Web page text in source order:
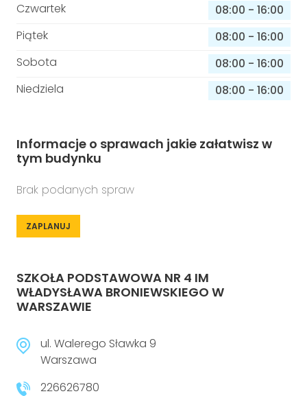
Czwartek
08:00 - 16:00
Piątek
08:00 - 16:00
Sobota
08:00 - 16:00
Niedziela
08:00 - 16:00
Informacje o sprawach jakie załatwisz w
tym budynku
Brak podanych spraw
ZAPLANUJ
SZKOŁA PODSTAWOWA NR 4 IM
WŁADYSŁAWA BRONIEWSKIEGO W
WARSZAWIE
ul. Walerego Sławka 9
Warszawa
226626780